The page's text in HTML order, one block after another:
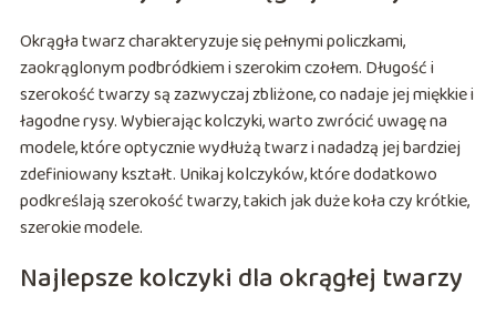
Okrągła twarz charakteryzuje się pełnymi policzkami,
zaokrąglonym podbródkiem i szerokim czołem. Długość i
szerokość twarzy są zazwyczaj zbliżone, co nadaje jej miękkie i
łagodne rysy. Wybierając kolczyki, warto zwrócić uwagę na
modele, które optycznie wydłużą twarz i nadadzą jej bardziej
zdefiniowany kształt. Unikaj kolczyków, które dodatkowo
podkreślają szerokość twarzy, takich jak duże koła czy krótkie,
szerokie modele.
Najlepsze kolczyki dla okrągłej twarzy